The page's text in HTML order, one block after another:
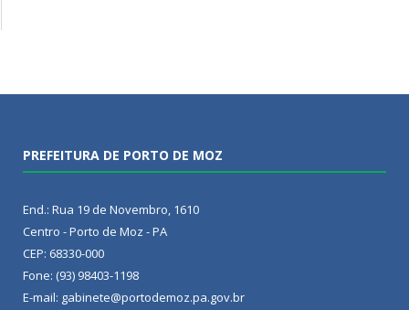
PREFEITURA DE PORTO DE MOZ
End.: Rua 19 de Novembro, 1610
Centro - Porto de Moz - PA
CEP: 68330-000
Fone: (93) 98403-1198
E-mail: gabinete@portodemoz.pa.gov.br